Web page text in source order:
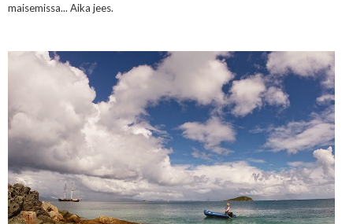
maisemissa... Aika jees.